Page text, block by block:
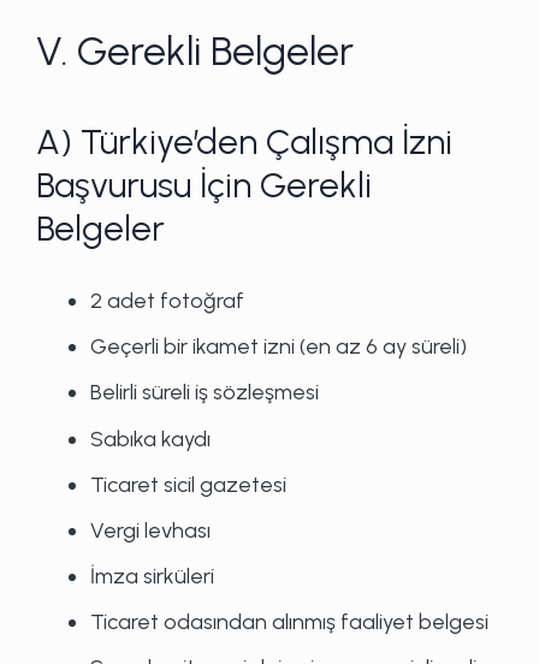
V. Gerekli Belgeler
A) Türkiye’den Çalışma İzni
Başvurusu İçin Gerekli
Belgeler
2 adet fotoğraf
Geçerli bir ikamet izni (en az 6 ay süreli)
Belirli süreli iş sözleşmesi
Sabıka kaydı
Ticaret sicil gazetesi
Vergi levhası
İmza sirküleri
Ticaret odasından alınmış faaliyet belgesi